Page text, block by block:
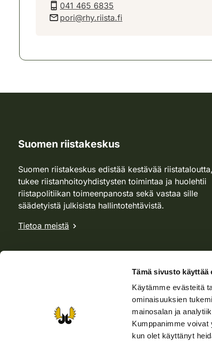
Tämä sivusto käyttää
Käytämme evästeitä
ominaisuuksien
mainosalan ja
Kumppanimme voivat
kun olet käyttänyt
041 465 6835
pori@rhy.riista.fi
Suomen riistakeskus
Suomen riistakeskus edistää kestävää riistataloutta,
tukee riistanhoitoyhdistysten toimintaa ja huolehtii
riistapolitiikan toimeenpanosta sekä vastaa sille
säädetyistä julkisista hallintotehtävistä.
Tietoa meistä